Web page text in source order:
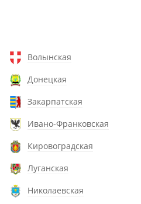
Волынская
Донецкая
Закарпатская
Ивано-Франковская
Кировоградская
Луганская
Николаевская